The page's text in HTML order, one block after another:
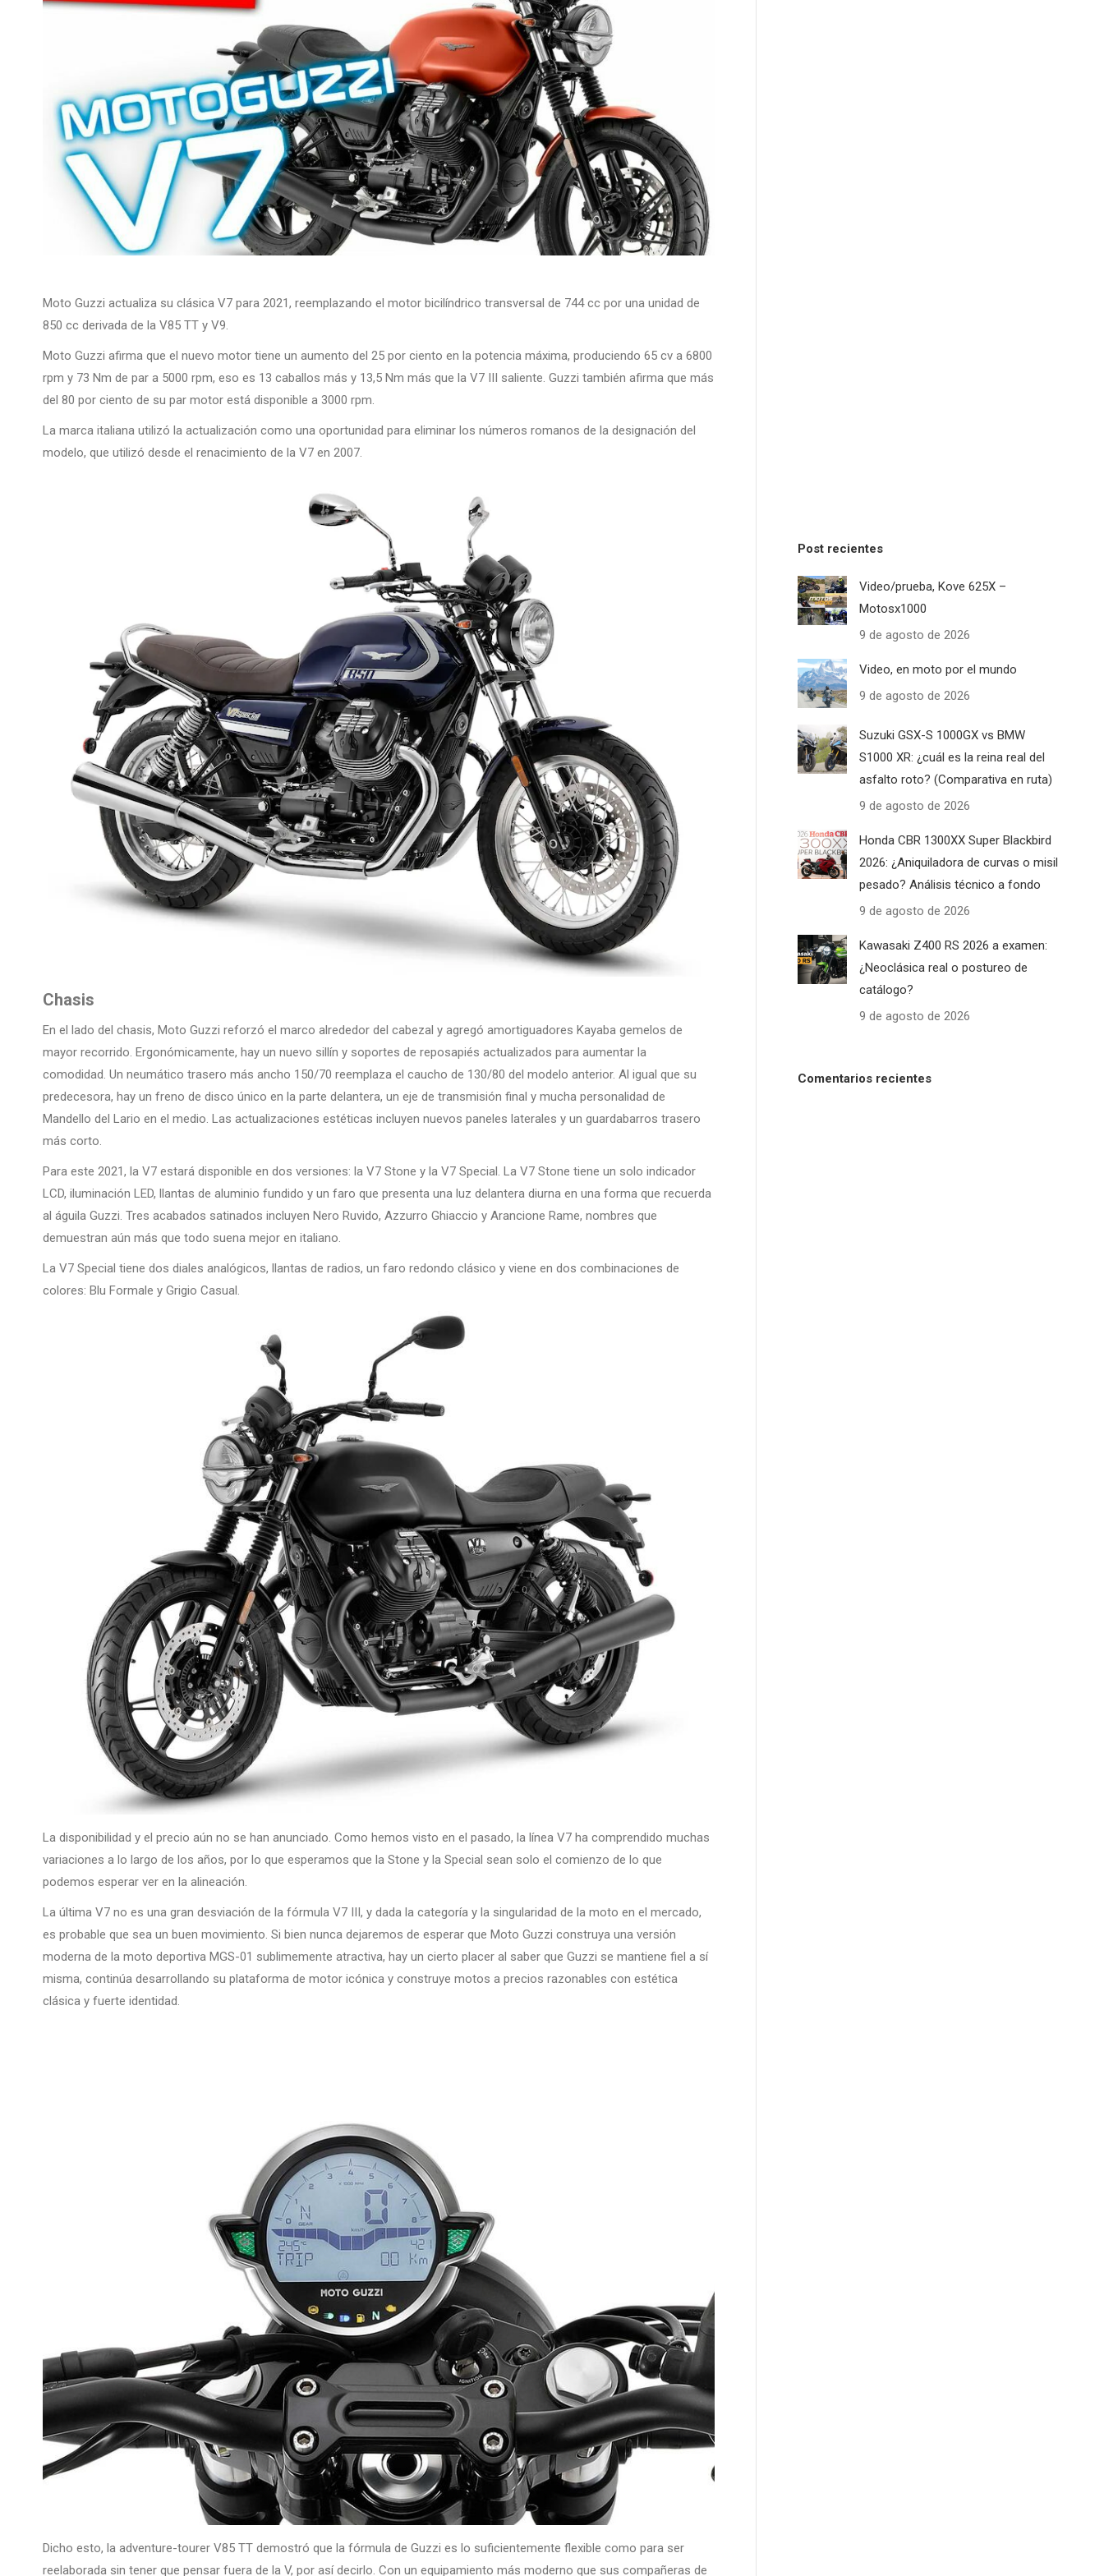
Moto Guzzi actualiza su clásica V7 para 2021, reemplazando el motor bicilíndrico transversal de 744 cc por una unidad de
850 cc derivada de la V85 TT y V9.
Moto Guzzi afirma que el nuevo motor tiene un aumento del 25 por ciento en la potencia máxima, produciendo 65 cv a 6800
rpm y 73 Nm de par a 5000 rpm, eso es 13 caballos más y 13,5 Nm más que la V7 III saliente. Guzzi también afirma que más
del 80 por ciento de su par motor está disponible a 3000 rpm.
La marca italiana utilizó la actualización como una oportunidad para eliminar los números romanos de la designación del
modelo, que utilizó desde el renacimiento de la V7 en 2007.
Chasis
En el lado del chasis, Moto Guzzi reforzó el marco alrededor del cabezal y agregó amortiguadores Kayaba gemelos de
mayor recorrido. Ergonómicamente, hay un nuevo sillín y soportes de reposapiés actualizados para aumentar la
comodidad. Un neumático trasero más ancho 150/70 reemplaza el caucho de 130/80 del modelo anterior. Al igual que su
predecesora, hay un freno de disco único en la parte delantera, un eje de transmisión final y mucha personalidad de
Mandello del Lario en el medio. Las actualizaciones estéticas incluyen nuevos paneles laterales y un guardabarros trasero
más corto.
Para este 2021, la V7 estará disponible en dos versiones: la V7 Stone y la V7 Special. La V7 Stone tiene un solo indicador
LCD, iluminación LED, llantas de aluminio fundido y un faro que presenta una luz delantera diurna en una forma que recuerda
al águila Guzzi. Tres acabados satinados incluyen Nero Ruvido, Azzurro Ghiaccio y Arancione Rame, nombres que
demuestran aún más que todo suena mejor en italiano.
La V7 Special tiene dos diales analógicos, llantas de radios, un faro redondo clásico y viene en dos combinaciones de
colores: Blu Formale y Grigio Casual.
La disponibilidad y el precio aún no se han anunciado. Como hemos visto en el pasado, la línea V7 ha comprendido muchas
variaciones a lo largo de los años, por lo que esperamos que la Stone y la Special sean solo el comienzo de lo que
podemos esperar ver en la alineación.
La última V7 no es una gran desviación de la fórmula V7 III, y dada la categoría y la singularidad de la moto en el mercado,
es probable que sea un buen movimiento. Si bien nunca dejaremos de esperar que Moto Guzzi construya una versión
moderna de la moto deportiva MGS-01 sublimemente atractiva, hay un cierto placer al saber que Guzzi se mantiene fiel a sí
misma, continúa desarrollando su plataforma de motor icónica y construye motos a precios razonables con estética
clásica y fuerte identidad.
Dicho esto, la adventure-tourer V85 TT demostró que la fórmula de Guzzi es lo suficientemente flexible como para ser
reelaborada sin tener que pensar fuera de la V, por así decirlo. Con un equipamiento más moderno que sus compañeras de
Post recientes
Video/prueba, Kove 625X –
Motosx1000
9 de agosto de 2026
Video, en moto por el mundo
9 de agosto de 2026
Suzuki GSX-S 1000GX vs BMW
S1000 XR: ¿cuál es la reina real del
asfalto roto? (Comparativa en ruta)
9 de agosto de 2026
Honda CBR 1300XX Super Blackbird
2026: ¿Aniquiladora de curvas o misil
pesado? Análisis técnico a fondo
9 de agosto de 2026
Kawasaki Z400 RS 2026 a examen:
¿Neoclásica real o postureo de
catálogo?
9 de agosto de 2026
Comentarios recientes